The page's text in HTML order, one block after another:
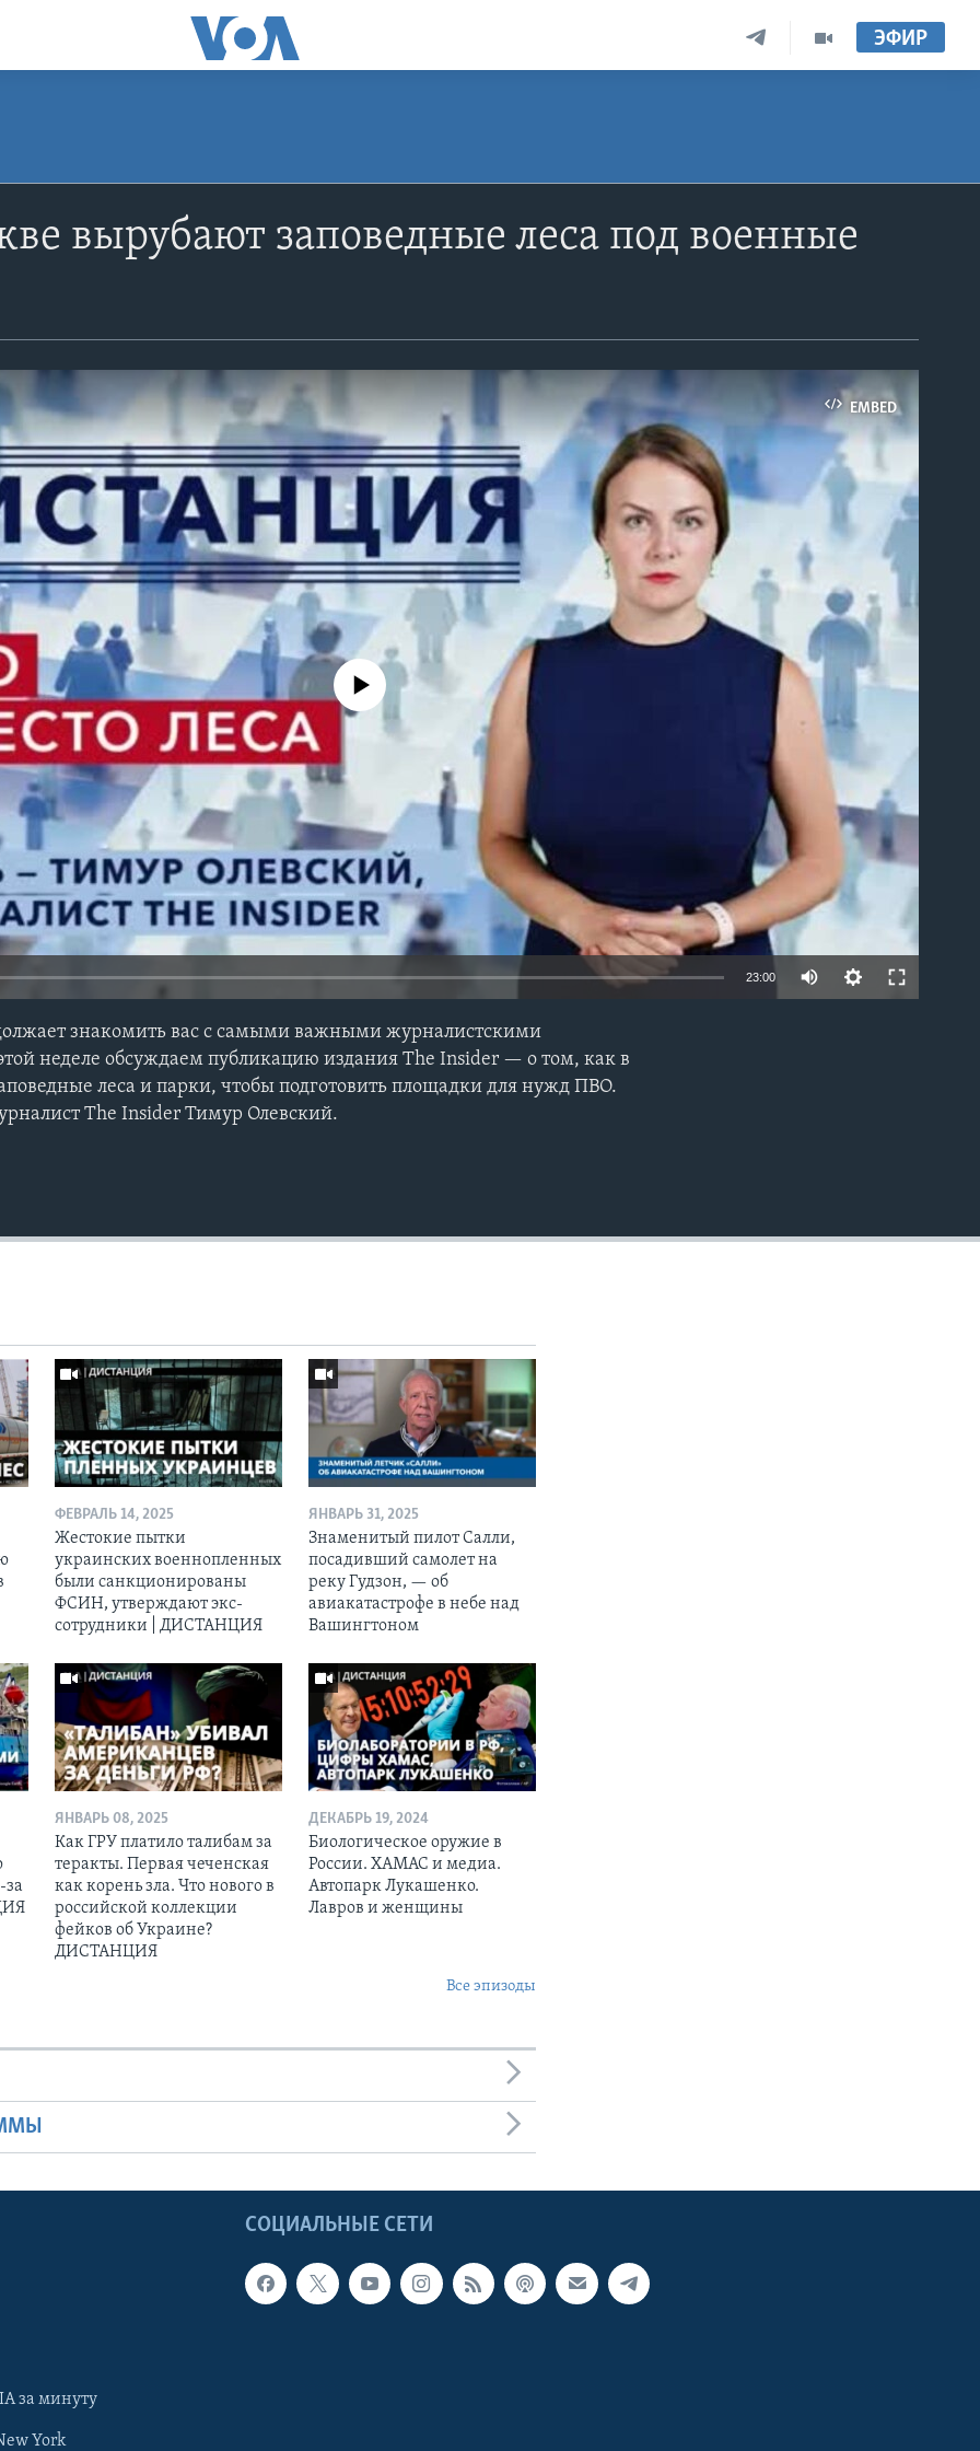
ЭФИР
вырубают заповедные леса под военные
EMBED
No media source currently available
23:00
знакомить вас с самыми важными журналистскими
неделе обсуждаем публикацию издания The Insider — о том, как в
леса и парки, чтобы подготовить площадки для нужд ПВО.
The Insider Тимур Олевский.
ФЕВРАЛЬ 14, 2025
Жестокие пытки
украинских военнопленных
были санкционированы
ФСИН, утверждают экс-
сотрудники | ДИСТАНЦИЯ
ЯНВАРЬ 31, 2025
Знаменитый пилот Салли,
посадивший самолет на
реку Гудзон, — об
авиакатастрофе в небе над
Вашингтоном
за
ЯНВАРЬ 08, 2025
Как ГРУ платило талибам за
теракты. Первая чеченская
как корень зла. Что нового в
российской коллекции
фейков об Украине?
ДИСТАНЦИЯ
ДЕКАБРЬ 19, 2024
Биологическое оружие в
России. ХАМАС и медиа.
Автопарк Лукашенко.
Лавров и женщины
Все эпизоды
СОЦИАЛЬНЫЕ СЕТИ
за минуту
York